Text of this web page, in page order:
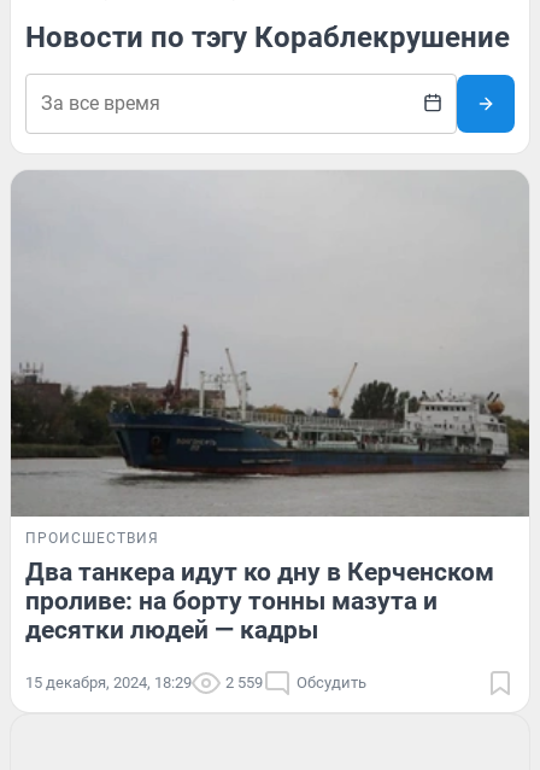
Новости по тэгу Кораблекрушение
ПРОИСШЕСТВИЯ
Два танкера идут ко дну в Керченском
проливе: на борту тонны мазута и
десятки людей — кадры
15 декабря, 2024, 18:29 2 559 Обсудить